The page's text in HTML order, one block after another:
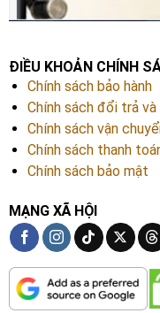
ĐIỀU KHOẢN CHÍNH
Chính sách bảo hành
Chính sách đổi trả
Chính sách vận
Chính sách thanh
Chính sách bảo mật
MẠNG XÃ HỘI